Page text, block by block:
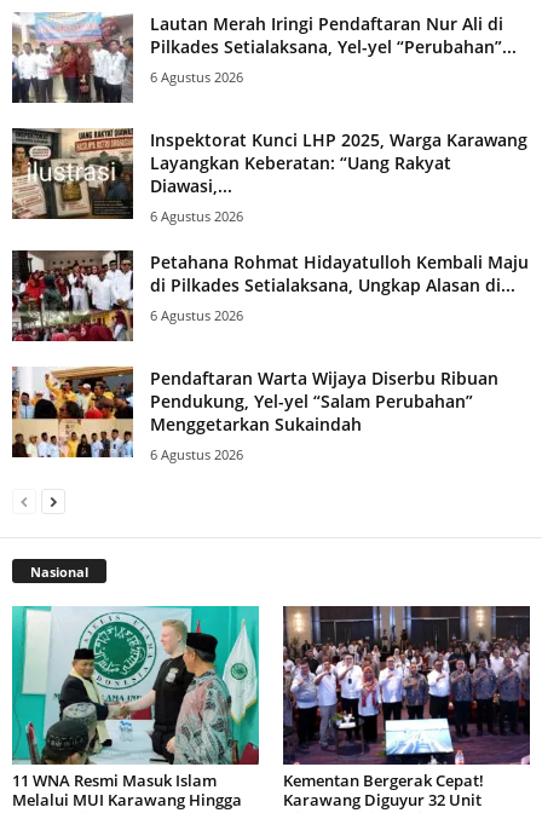
Lautan Merah Iringi Pendaftaran Nur Ali di
Pilkades Setialaksana, Yel-yel “Perubahan”...
6 Agustus 2026
Inspektorat Kunci LHP 2025, Warga Karawang
Layangkan Keberatan: “Uang Rakyat
Diawasi,...
6 Agustus 2026
Petahana Rohmat Hidayatulloh Kembali Maju
di Pilkades Setialaksana, Ungkap Alasan di...
6 Agustus 2026
Pendaftaran Warta Wijaya Diserbu Ribuan
Pendukung, Yel-yel “Salam Perubahan”
Menggetarkan Sukaindah
6 Agustus 2026
Nasional
11 WNA Resmi Masuk Islam
Melalui MUI Karawang Hingga
Kementan Bergerak Cepat!
Karawang Diguyur 32 Unit